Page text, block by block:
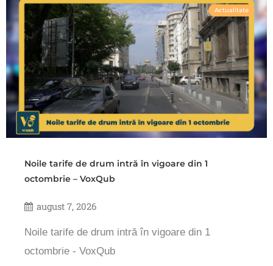
Actualitate
Noile tarife de drum intră în vigoare din 1
octombrie – VoxQub
august 7, 2026
Noile tarife de drum intră în vigoare din 1
octombrie - VoxQub